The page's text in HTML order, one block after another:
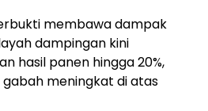
membawa dampak
dampingan kini
hasil panen hingga 20%,
meningkat di atas